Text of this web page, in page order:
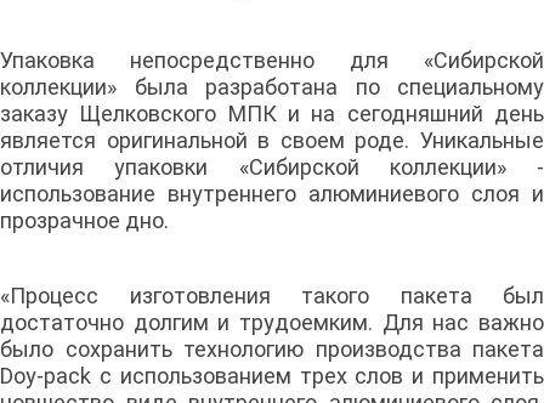
Упаковка непосредственно для «Сибирской
коллекции» была разработана по специальному
заказу Щелковского МПК и на сегодняшний день
является оригинальной в своем роде. Уникальные
отличия упаковки «Сибирской коллекции» -
использование внутреннего алюминиевого слоя и
прозрачное дно.
«Процесс изготовления такого пакета был
достаточно долгим и трудоемким. Для нас важно
было сохранить технологию производства пакета
Doy-pack с использованием трех слов и применить